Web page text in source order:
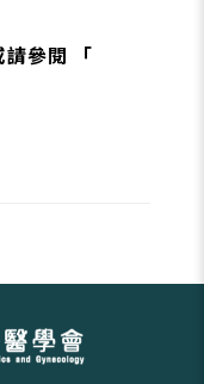
請參閱 「